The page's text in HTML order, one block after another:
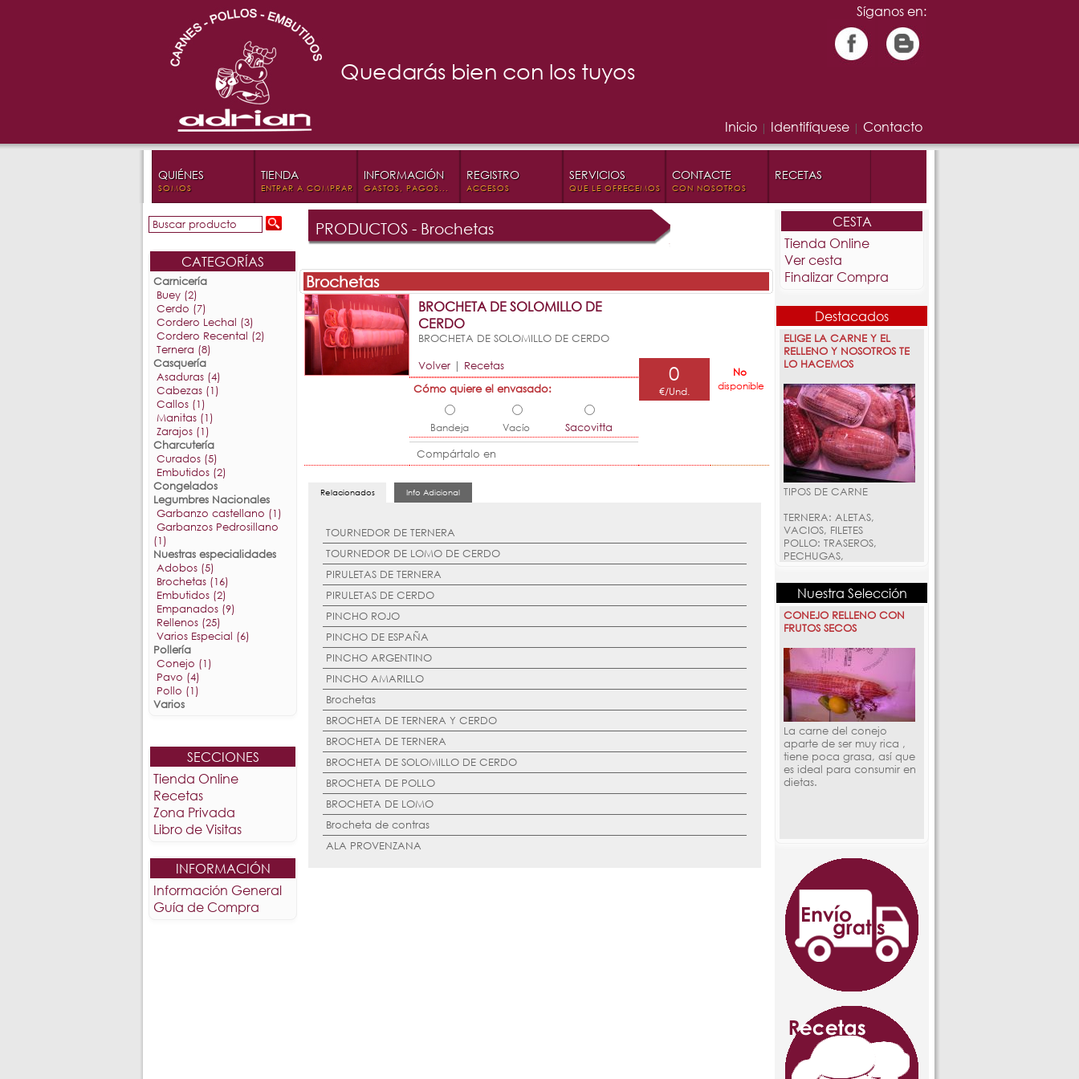
Quedarás bien con los tuyos
Síganos en:
Inicio | Identifíquese | Contacto
QUIÉNES
SOMOS
TIENDA
ENTRAR A COMPRAR
INFORMACIÓN
GASTOS, PAGOS...
REGISTRO
ACCESOS
SERVICIOS
QUE LE OFRECEMOS
CONTACTE
CON NOSOTROS
RECETAS
CATEGORÍAS
Carnicería
Buey (2)
Cerdo (7)
Cordero Lechal (3)
Cordero Recental (2)
Ternera (8)
Casquería
Asaduras (4)
Cabezas (1)
Callos (1)
Manitas (1)
Zarajos (1)
Charcutería
Curados (5)
Embutidos (2)
Congelados
Legumbres Nacionales
Garbanzo castellano (1)
Garbanzos Pedrosillano
(1)
Nuestras especialidades
Adobos (5)
Brochetas (16)
Embutidos (2)
Empanados (9)
Rellenos (25)
Varios Especial (6)
Pollería
Conejo (1)
Pavo (4)
Pollo (1)
Varios
SECCIONES
Tienda Online
Recetas
Zona Privada
Libro de Visitas
INFORMACIÓN
Información General
Guía de Compra
PRODUCTOS - Brochetas
Brochetas
BROCHETA DE SOLOMILLO DE
CERDO
BROCHETA DE SOLOMILLO DE CERDO
Volver| Recetas 0
€/Und.
No
disponible
Cómo quiere el envasado:
Bandeja Vacío
Sacovitta
Compártalo en
CESTA
Tienda Online
Ver cesta
Finalizar Compra
Destacados
Nuestra Selección